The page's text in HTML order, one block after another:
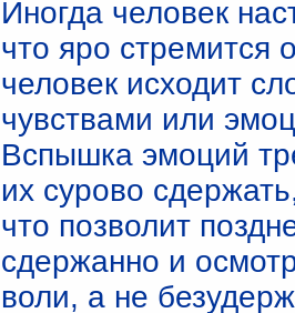
Иногда человек
что яро стремится
человек исходит
чувствами или
Вспышка эмоций
их сурово
что позволит
сдержанно и
воли, а не